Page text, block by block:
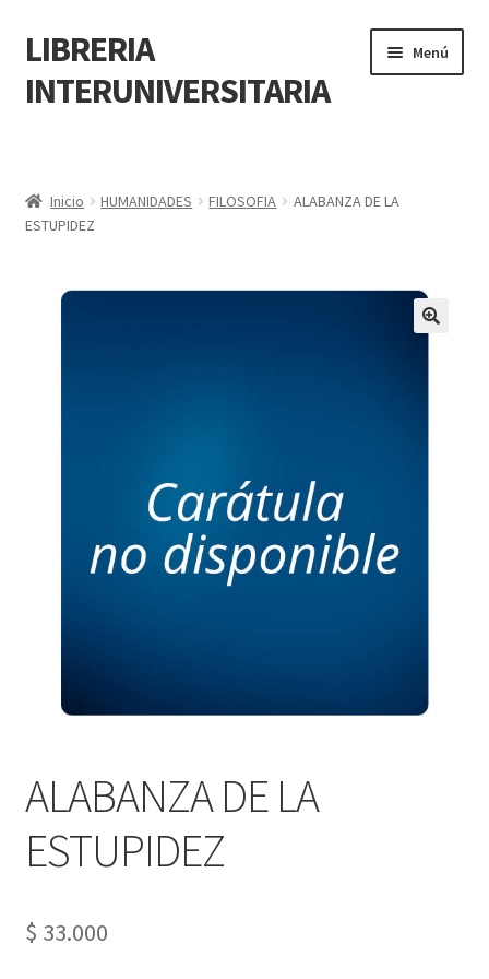
LIBRERIA
INTERUNIVERSITARIA
Menú
Carrito
POLÍTICA DE MANEJO DE INFORMACIÓN Y DATOS
PERSONALES DE CORPORACIÓN INTERUNIVERSITARIA DE
SERVICIO
Tienda
Inicio HUMANIDADES FILOSOFIA
ALABANZA DE LA
ESTUPIDEZ
ALABANZA DE LA
ESTUPIDEZ
$ 33.000